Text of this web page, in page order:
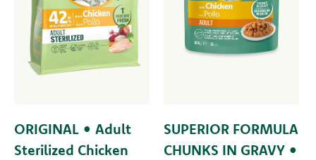
ORIGINAL • Adult
Sterilized Chicken
SUPERIOR FORMULA
CHUNKS IN GRAVY •